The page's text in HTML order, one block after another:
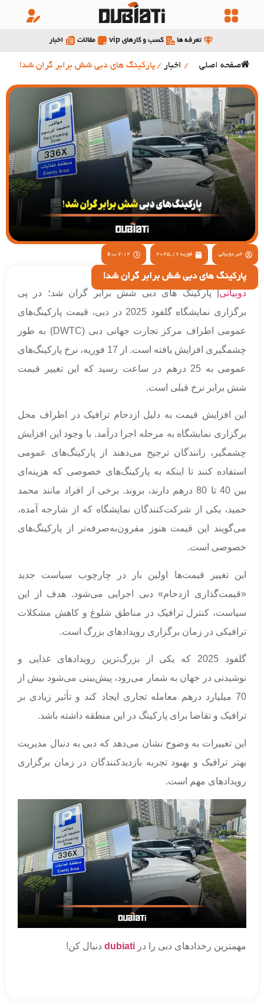
تعرفه ها کسب و کارهای vip مقالات اخبار
صفحه اصلی / اخبار / پارکینگ های دبی شش برابر گران شد!
خبر دوبیاتی فوریه 17, 2025 2:12 ب.ظ
پارکینگ های دبی شش برابر گران شد!
دوبیاتی| پارکینگ های دبی شش برابر گران شد؛ در پی
برگزاری نمایشگاه گلفود 2025 در دبی، قیمت پارکینگ‌های
عمومی اطراف مرکز تجارت جهانی دبی (DWTC) به طور
چشمگیری افزایش یافته است. از 17 فوریه، نرخ پارکینگ‌های
عمومی به 25 درهم در ساعت رسید که این تغییر قیمت
شش برابر نرخ قبلی است.
این افزایش قیمت به دلیل ازدحام ترافیک در اطراف محل
برگزاری نمایشگاه به مرحله اجرا درآمد. با وجود این افزایش
چشمگیر، رانندگان ترجیح می‌دهند از پارکینگ‌های عمومی
استفاده کنند تا اینکه به پارکینگ‌های خصوصی که هزینه‌ای
بین 40 تا 80 درهم دارند، بروند. برخی از افراد مانند محمد
حمید، یکی از شرکت‌کنندگان نمایشگاه که از شارجه آمده،
می‌گویند این قیمت هنوز مقرون‌به‌صرفه‌تر از پارکینگ‌های
خصوصی است.
این تغییر قیمت‌ها اولین بار در چارچوب سیاست جدید
«قیمت‌گذاری ازدحام» دبی اجرایی می‌شود. هدف از این
سیاست، کنترل ترافیک در مناطق شلوغ و کاهش مشکلات
ترافیکی در زمان برگزاری رویدادهای بزرگ است.
گلفود 2025 که یکی از بزرگ‌ترین رویدادهای غذایی و
نوشیدنی در جهان به شمار می‌رود، پیش‌بینی می‌شود بیش از
70 میلیارد درهم معامله تجاری ایجاد کند و تأثیر زیادی بر
ترافیک و تقاضا برای پارکینگ در این منطقه داشته باشد.
این تغییرات به وضوح نشان می‌دهد که دبی به دنبال مدیریت
بهتر ترافیک و بهبود تجربه بازدیدکنندگان در زمان برگزاری
رویدادهای مهم است.
مهمترین رخدادهای دبی را در dubiati دنبال کن!